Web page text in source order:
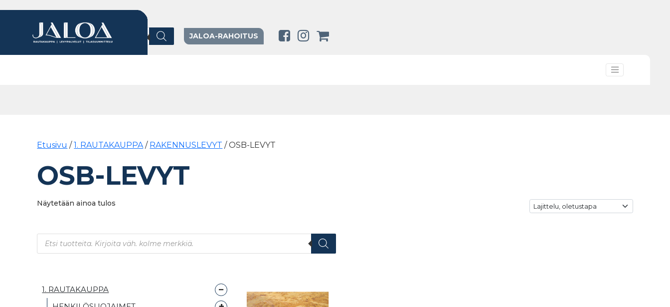
Products search
JALOA-RAHOITUS
Etusivu /1. RAUTAKAUPPA / RAKENNUSLEVYT / OSB-LEVYT
OSB-LEVYT
Näytetään ainoa tulos
Products search
1. RAUTAKAUPPA